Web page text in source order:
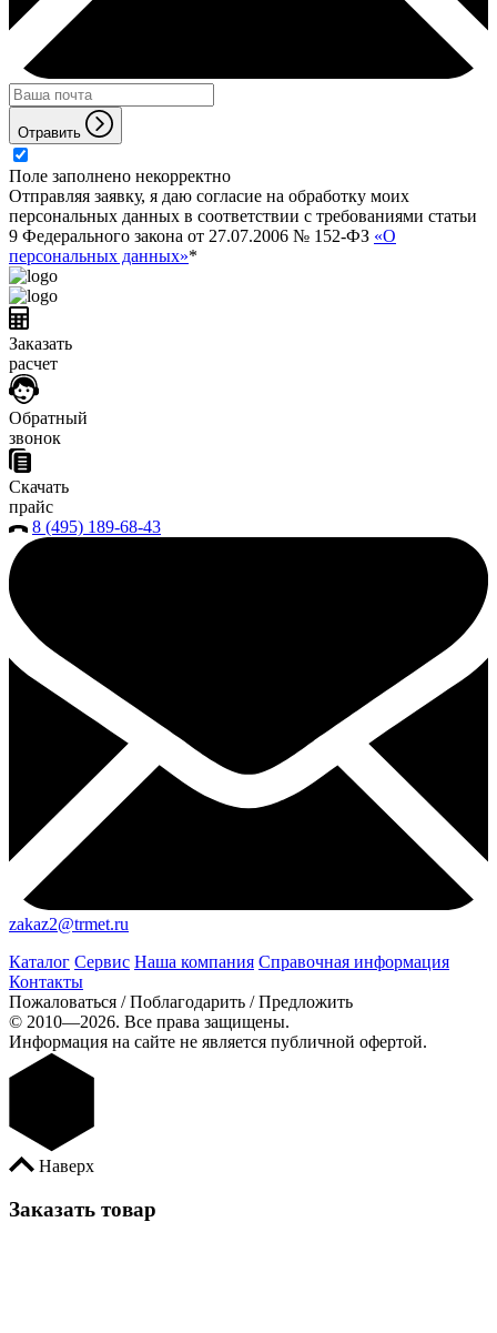
Отравить
Поле заполнено некорректно
Отправляя заявку, я даю согласие на обработку моих
персональных данных в соответствии с требованиями статьи
9 Федерального закона от 27.07.2006 № 152-ФЗ «О
персональных данных»*
Заказать
расчет
Обратный
звонок
Скачать
прайс
8 (495) 189-68-43
zakaz2@trmet.ru
Каталог Сервис Наша компания Справочная информация
Контакты
Пожаловаться / Поблагодарить / Предложить
© 2010—2026. Все права защищены.
Информация на сайте не является публичной офертой.
Наверх
Заказать товар